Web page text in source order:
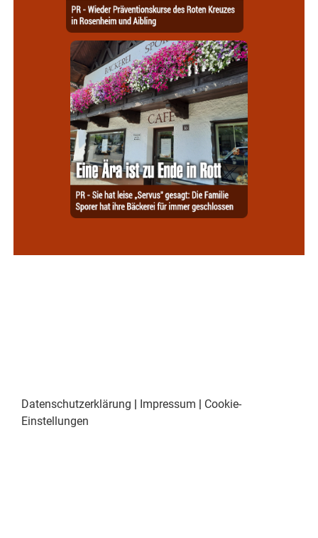
Datenschutzerklärung | Impressum | Cookie-
Einstellungen